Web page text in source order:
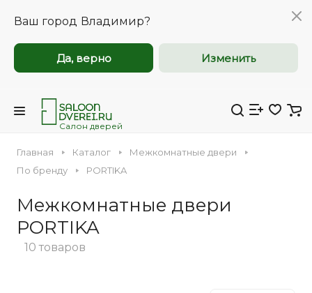
Ваш город Владимир?
Да, верно Изменить
Салон дверей
Главная Каталог
Межкомнатные двери
По бренду
PORTIKA
Межкомнатные двери
PORTIKA
10 товаров
Входная Межкомнатная
входные двери
оптом
Компания Saloondverei.ru приглашает к
организации, застройщиков,
дизайнеров и индивидуальных
предпринимателей.
входные двери
оптом
Компания Saloondverei.ru приглашает к
организации, застройщиков,
дизайнеров и индивидуальных
предпринимателей.